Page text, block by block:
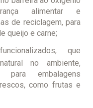
alimentar e
de reciclagem, para
queijo e carne;
que
no ambiente,
para embalagens
como frutas e